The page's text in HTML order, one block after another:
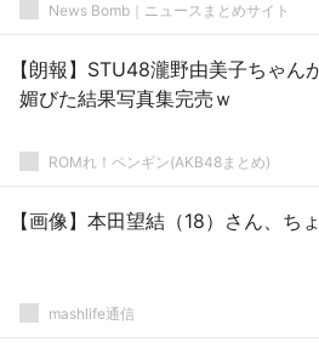
News Bomb｜ニュースまとめサイト
【朗報】STU48瀧野由美子ちゃん
媚びた結果写真集完売ｗ
ROMれ！ペンギン(AKB48まとめ)
【画像】本田望結（18）さん、ち
mashlife通信